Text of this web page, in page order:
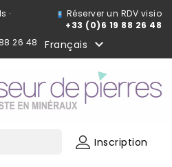
·
Réserver un RDV visio
+33 (0)6 19 88 26 48
26 48
Français 
Inscription